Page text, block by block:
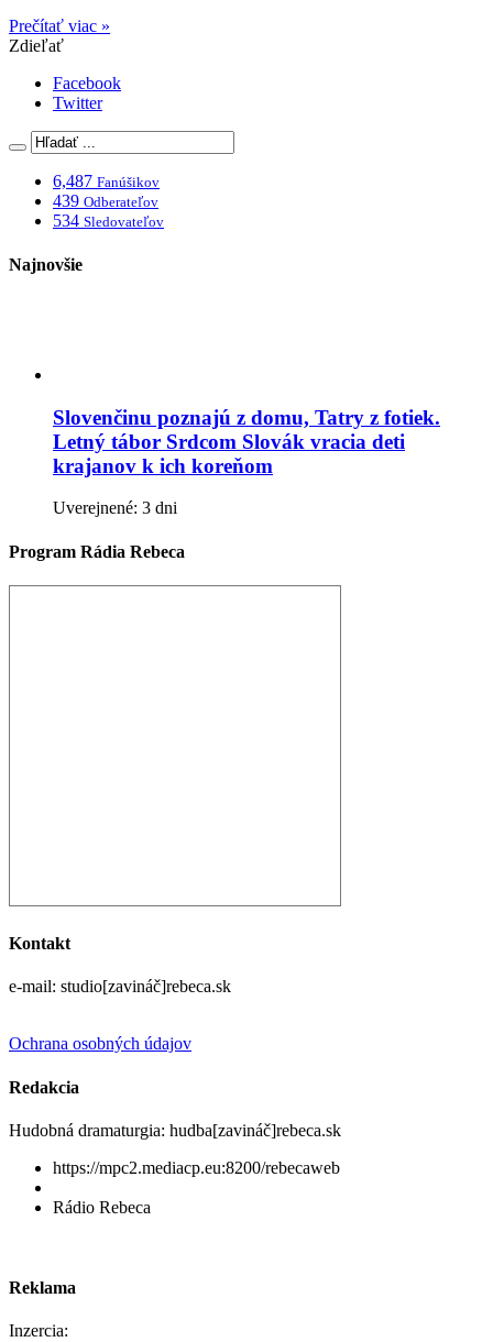
Prečítať viac »
Zdieľať
Facebook
Twitter
6,487 Fanúšikov
439 Odberateľov
534 Sledovateľov
Najnovšie
Slovenčinu poznajú z domu, Tatry z fotiek.
Letný tábor Srdcom Slovák vracia deti
krajanov k ich koreňom
Uverejnené: 3 dni
Program Rádia Rebeca
Kontakt
e-mail: studio[zavináč]rebeca.sk
Ochrana osobných údajov
Redakcia
Hudobná dramaturgia: hudba[zavináč]rebeca.sk
https://mpc2.mediacp.eu:8200/rebecaweb
Rádio Rebeca
Reklama
Inzercia: